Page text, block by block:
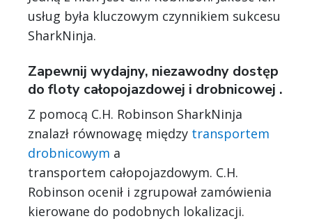
usług była kluczowym czynnikiem sukcesu
SharkNinja.
Zapewnij wydajny, niezawodny dostęp
do floty całopojazdowej i drobnicowej .
Z pomocą C.H. Robinson SharkNinja
znalazł równowagę między transportem
drobnicowym a
transportem całopojazdowym. C.H.
Robinson ocenił i zgrupował zamówienia
kierowane do podobnych lokalizacji.